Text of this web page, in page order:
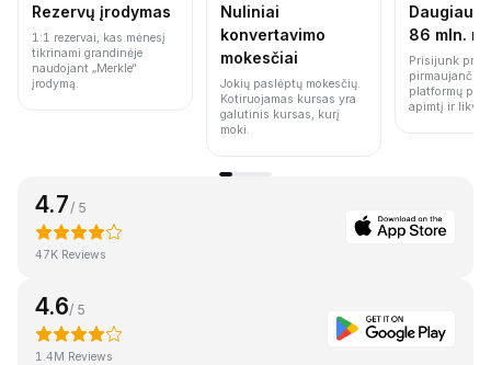
Rezervų įrodymas
1:1 rezervai, kas mėnesį
tikrinami grandinėje
naudojant „Merkle“
įrodymą.
Nuliniai
konvertavimo
mokesčiai
Jokių paslėptų mokesčių.
Kotiruojamas kursas yra
galutinis kursas, kurį
moki.
Daugiau
86 mln.
Prisijunk prie
pirmaujančių
platformų
apimtį ir
4.7 / 5
47K Reviews
4.6/ 5
1.4M Reviews